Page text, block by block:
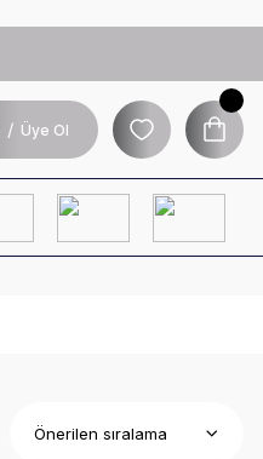
/ Üye Ol